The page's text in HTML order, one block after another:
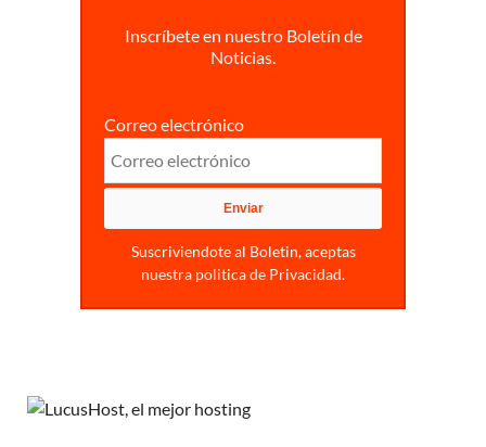
Inscríbete en nuestro Boletín de
Noticias.
Correo electrónico
Suscriviendote al Boletin, aceptas
nuestra politica de Privacidad.